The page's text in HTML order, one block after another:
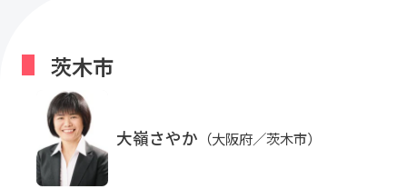
茨木市
大嶺さやか （大阪府／茨木市）